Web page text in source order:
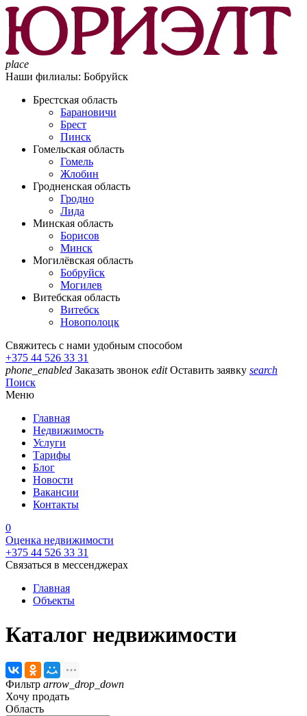
place
Наши филиалы: Бобруйск
Брестская область
Барановичи
Брест
Пинск
Гомельская область
Гомель
Жлобин
Гродненская область
Гродно
Лида
Минская область
Борисов
Минск
Могилёвская область
Бобруйск
Могилев
Витебская область
Витебск
Новополоцк
Свяжитесь с нами удобным способом
+375 44 526 33 31
phone_enabled Заказать звонок edit Оставить заявку search
Поиск
Меню
Главная
Недвижимость
Услуги
Тарифы
Блог
Новости
Вакансии
Контакты
0
Оценка недвижимости
+375 44 526 33 31
Связаться в мессенджерах
Главная
Объекты
Каталог недвижимости
Фильтр arrow_drop_down
Хочу продать
Область